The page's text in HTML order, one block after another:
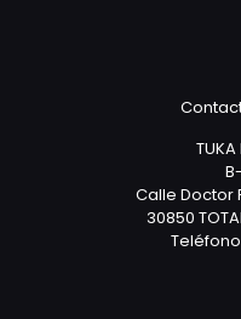
TUKA
Calle Doctor
30850